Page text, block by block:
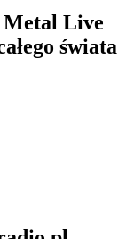
Metal Live
świata